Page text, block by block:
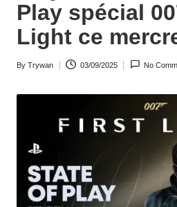
la
y.
m
Play spécial
Light ce
Posted
By Trywan 03/09/2025 No